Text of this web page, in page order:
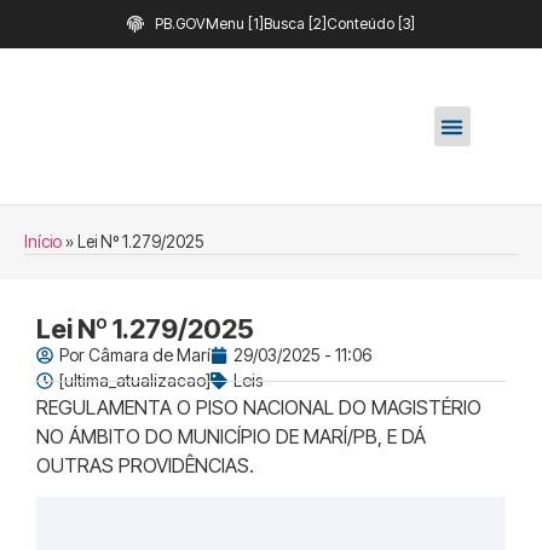
PB.GOVMenu [1] Busca [2] Conteúdo [3]
Início» Lei Nº 1.279/2025
Lei Nº 1.279/2025
PorCâmara de Marí
29/03/2025 - 11:06
[ultima_atualizacao]
Leis
REGULAMENTA O PISO NACIONAL DO MAGISTÉRIO
NO ÁMBITO DO MUNICÍPIO DE MARÍ/PB, E DÁ
OUTRAS PROVIDÊNCIAS.